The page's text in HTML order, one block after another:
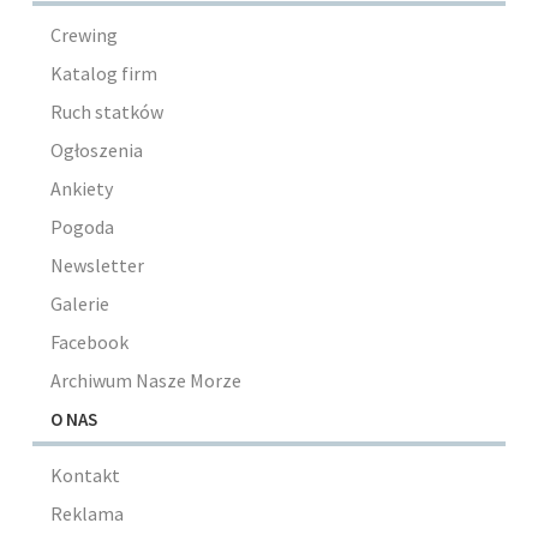
Crewing
Katalog firm
Ruch statków
Ogłoszenia
Ankiety
Pogoda
Newsletter
Galerie
Facebook
Archiwum Nasze Morze
O NAS
Kontakt
Reklama